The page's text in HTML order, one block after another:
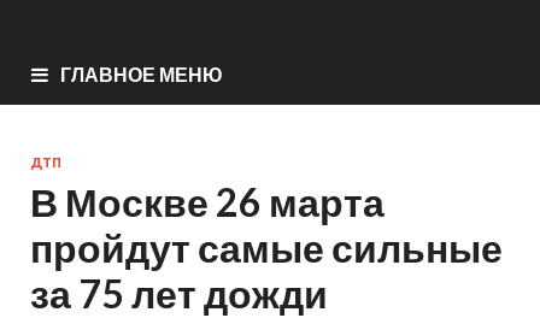
ГЛАВНОЕ МЕНЮ
ДТП
В Москве 26 марта
пройдут самые сильные
за 75 лет дожди